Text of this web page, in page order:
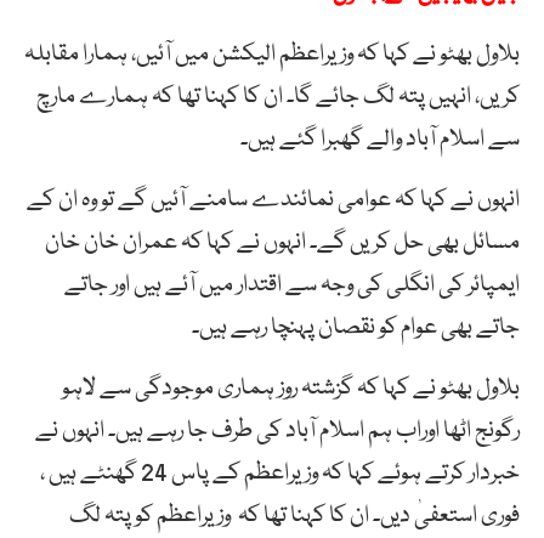
بلاول بھٹو نے کہا کہ وزیراعظم الیکشن میں آئیں، ہمارا مقابلہ
کریں، انہیں پتہ لگ جائے گا۔ ان کا کہنا تھا کہ ہمارے مارچ
سے اسلام آباد والے گھبرا گئے ہیں۔
انہوں نے کہا کہ عوامی نمائندے سامنے آئیں گے تو وہ ان کے
مسائل بھی حل کریں گے۔ انہوں نے کہا کہ عمران خان خان
ایمپائر کی انگلی کی وجہ سے اقتدار میں آئے ہیں اور جاتے
جاتے بھی عوام کو نقصان پہنچا رہے ہیں۔
بلاول بھٹو نے کہا کہ گزشتہ روز ہماری موجودگی سے لاہو
رگونج اٹھا اوراب ہم اسلام آباد کی طرف جا رہے ہیں۔ انہوں نے
خبردار کرتے ہوئے کہا کہ وزیراعظم کے پاس 24 گھنٹے ہیں ،
فوری استعفیٰ دیں۔ ان کا کہنا تھا کہ وزیراعظم کو پتہ لگ